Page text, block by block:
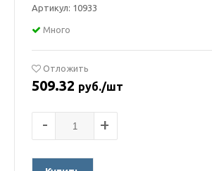
Артикул: 10933
Много
Отложить
509.32 руб./шт
- +